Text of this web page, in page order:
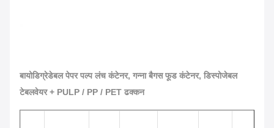
बायोडिग्रेडेबल पेपर पल्प लंच कंटेनर, गन्ना बैगस फूड कंटेनर, डिस्पोजेबल
टेबलवेयर + PULP / PP / PET ढक्कन